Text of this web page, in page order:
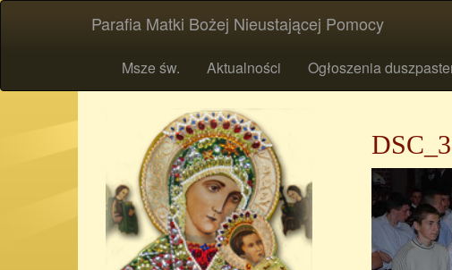
Parafia Matki Bożej Nieustającej Pomocy
Msze św. Aktualności Ogłoszenia